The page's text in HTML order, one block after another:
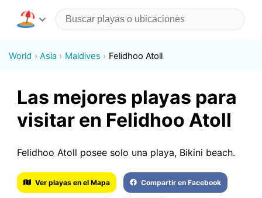
World Asia Maldives Felidhoo Atoll
Las mejores playas para
visitar en Felidhoo Atoll
Felidhoo Atoll posee solo una playa, Bikini beach.
Ver playas en el Mapa Compartir en Facebook